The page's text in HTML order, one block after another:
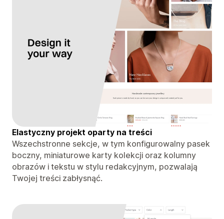
Elastyczny projekt oparty na treści
Wszechstronne sekcje, w tym konfigurowalny pasek
boczny, miniaturowe karty kolekcji oraz kolumny
obrazów i tekstu w stylu redakcyjnym, pozwalają
Twojej treści zabłysnąć.